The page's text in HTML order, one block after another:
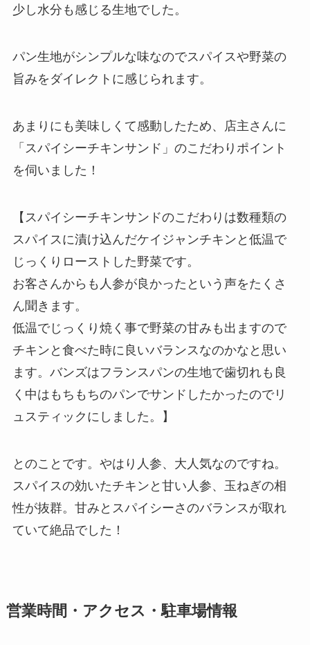
少し水分も感じる生地でした。
パン生地がシンプルな味なのでスパイスや野菜の
旨みをダイレクトに感じられます。
あまりにも美味しくて感動したため、店主さんに
「スパイシーチキンサンド」のこだわりポイント
を伺いました！
【スパイシーチキンサンドのこだわりは数種類の
スパイスに漬け込んだケイジャンチキンと低温で
じっくりローストした野菜です。
お客さんからも人参が良かったという声をたくさ
ん聞きます。
低温でじっくり焼く事で野菜の甘みも出ますので
チキンと食べた時に良いバランスなのかなと思い
ます。バンズはフランスパンの生地で歯切れも良
く中はもちもちのパンでサンドしたかったのでリ
ュスティックにしました。】
とのことです。やはり人参、大人気なのですね。
スパイスの効いたチキンと甘い人参、玉ねぎの相
性が抜群。甘みとスパイシーさのバランスが取れ
ていて絶品でした！
営業時間・アクセス・駐車場情報